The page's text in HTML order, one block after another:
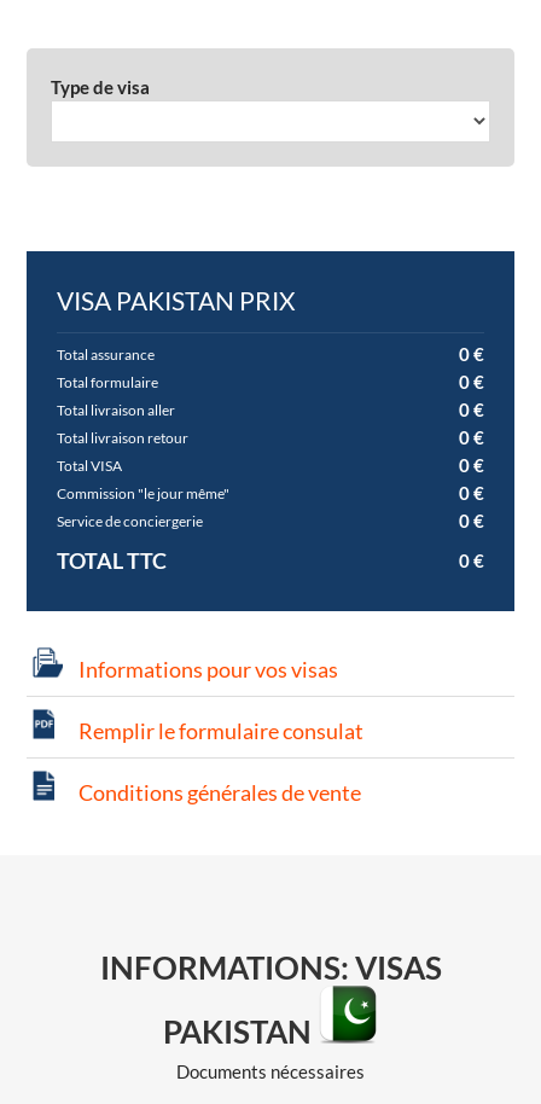
Type de visa
VISA PAKISTAN PRIX
Total assurance 0
Total formulaire 0
Total livraison aller 0
Total livraison retour 0
Total VISA 0
Commission "le jour même" 0
Service de conciergerie 0
TOTAL TTC 0
Informations pour vos visas
Remplir le formulaire consulat
Conditions générales de vente
INFORMATIONS: VISAS
PAKISTAN
Documents nécessaires